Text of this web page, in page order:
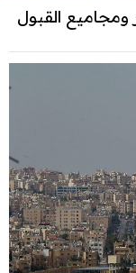
الخليج 2026.. أسعار ومجاميع القبول